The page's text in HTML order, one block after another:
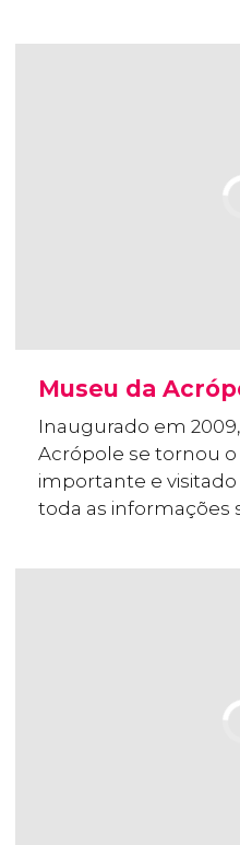
Museu da
Inaugurado em
Acrópole se tornou
importante e
toda as informações